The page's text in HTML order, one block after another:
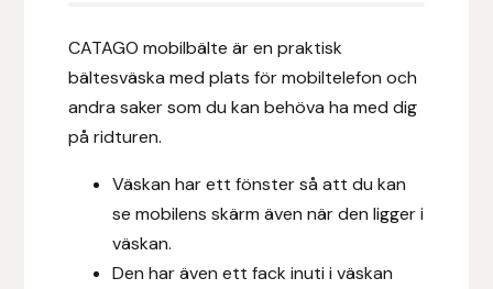
CATAGO mobilbälte är en praktisk
bältesväska med plats för mobiltelefon och
andra saker som du kan behöva ha med dig
på ridturen.
Väskan har ett fönster så att du kan
se mobilens skärm även när den ligger i
väskan.
Den har även ett fack inuti i väskan
EQUES
EQUES | KINGSLAND
Equipage
Eric LeTixerant